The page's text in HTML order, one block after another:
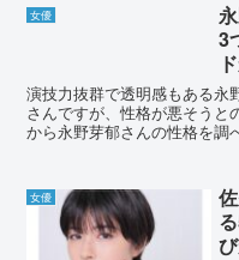
女優
3
演技力抜群で透明感もある永
さんですが、性格が悪そうと
から永野芽郁さんの性格を調
女優